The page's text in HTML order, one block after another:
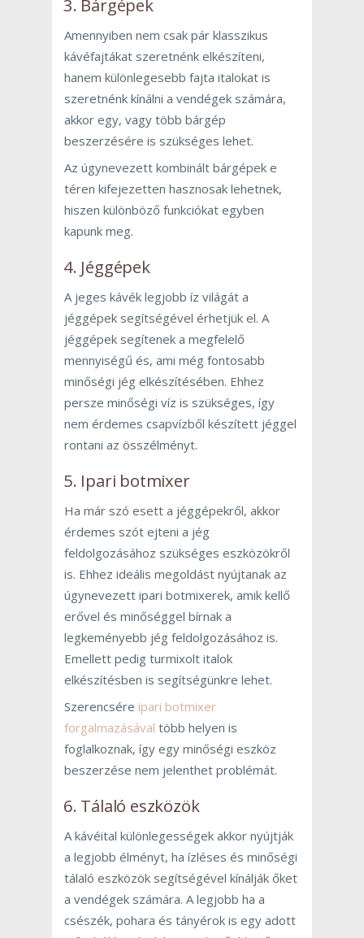
3. Bárgépek
Amennyiben nem csak pár klasszikus
kávéfajtákat szeretnénk elkészíteni,
hanem különlegesebb fajta italokat is
szeretnénk kínálni a vendégek számára,
akkor egy, vagy több bárgép
beszerzésére is szükséges lehet.
Az úgynevezett kombinált bárgépek e
téren kifejezetten hasznosak lehetnek,
hiszen különböző funkciókat egyben
kapunk meg.
4. Jéggépek
A jeges kávék legjobb íz világát a
jéggépek segítségével érhetjük el. A
jéggépek segítenek a megfelelő
mennyiségű és, ami még fontosabb
minőségi jég elkészítésében. Ehhez
persze minőségi víz is szükséges, így
nem érdemes csapvízből készített jéggel
rontani az összélményt.
5. Ipari botmixer
Ha már szó esett a jéggépekről, akkor
érdemes szót ejteni a jég
feldolgozásához szükséges eszközökről
is. Ehhez ideális megoldást nyújtanak az
úgynevezett ipari botmixerek, amik kellő
erővel és minőséggel bírnak a
legkeményebb jég feldolgozásához is.
Emellett pedig turmixolt italok
elkészítésben is segítségünkre lehet.
Szerencsére ipari botmixer
forgalmazásával több helyen is
foglalkoznak, így egy minőségi eszköz
beszerzése nem jelenthet problémát.
6. Tálaló eszközök
A kávéital különlegességek akkor nyújtják
a legjobb élményt, ha ízléses és minőségi
tálaló eszközök segítségével kínálják őket
a vendégek számára. A legjobb ha a
csészék, pohara és tányérok is egy adott